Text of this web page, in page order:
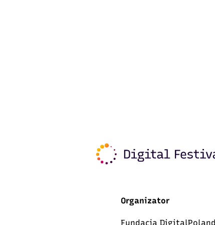
Organizator
Fundacja DigitalPoland